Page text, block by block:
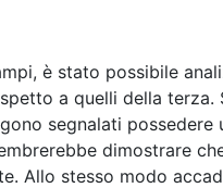
è stato possibile
a quelli della terza.
segnalati possedere
dimostrare
Allo stesso modo